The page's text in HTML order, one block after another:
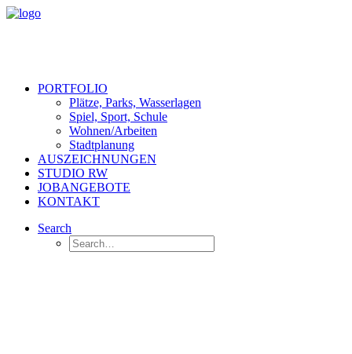
PORTFOLIO
Plätze, Parks, Wasserlagen
Spiel, Sport, Schule
Wohnen/Arbeiten
Stadtplanung
AUSZEICHNUNGEN
STUDIO RW
JOBANGEBOTE
KONTAKT
Search